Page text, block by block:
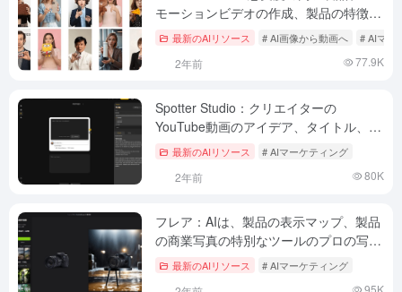
モーションビデオの作成、製品の特徴を
紹介するインタラクティブビデオの生成
最新のAIリソース # AI画像から動画へ # AIマー
2年前 77.9K
Spotter Studio：クリエイターの
YouTube動画のアイデア、タイトル、サ
ムネイルのクリック率を高める（有料）
最新のAIリソース # AIマーケティング
2年前 80K
フレア：AIは、製品の表示マップ、製品
の商業写真の特別なツールのプロの写真
効果を生成します。
最新のAIリソース # AIマーケティング
95K